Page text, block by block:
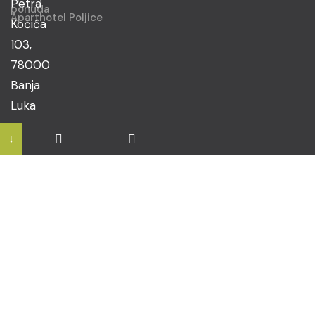
Petra
Kočića
103,
78000
Banja
Luka
Upiti i
informacije
ponuda
Aparthotel Poljice
↓